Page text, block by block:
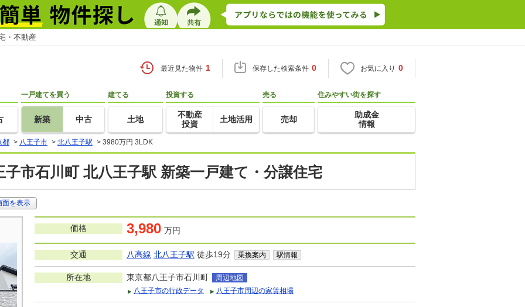
・不動産
最近見た物件 1 保存した検索条件 0 お気に入り 0
一戸建てを買う
新築 中古
建てる
土地
投資する
不動産
投資
土地活用
売る
売却
住みやすい街を探す
助成金
情報
都 > 八王子市 > 北八王子駅 > 3980万円 3LDK
子市石川町 北八王子駅 新築一戸建て・分譲住宅
を表示
価格 3,980 万円
交通 八高線 北八王子駅 徒歩19分 乗換案内 駅情報
所在地 東京都八王子市石川町
周辺地図
八王子市の行政データ
八王子市周辺の家賃相場